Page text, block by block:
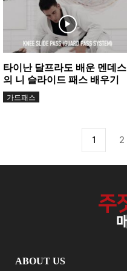
타이난 달프라도 배운 멘데스
의 니 슬라이드 패스 배우기
가드패스
1 2
ABOUT US